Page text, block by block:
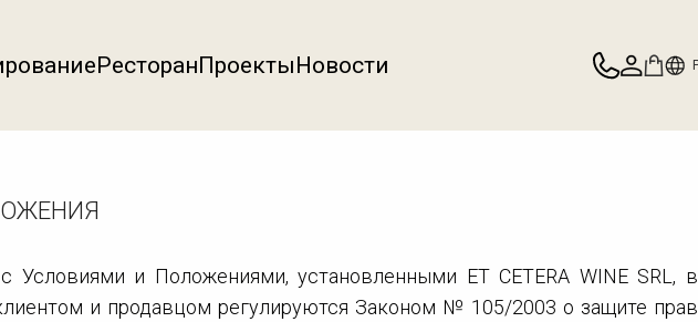
РесторанПроектыНовости
Условиями и Положениями, установленными ET CETERA WINE SRL, в
и продавцом регулируются Законом № 105/2003 о защите прав